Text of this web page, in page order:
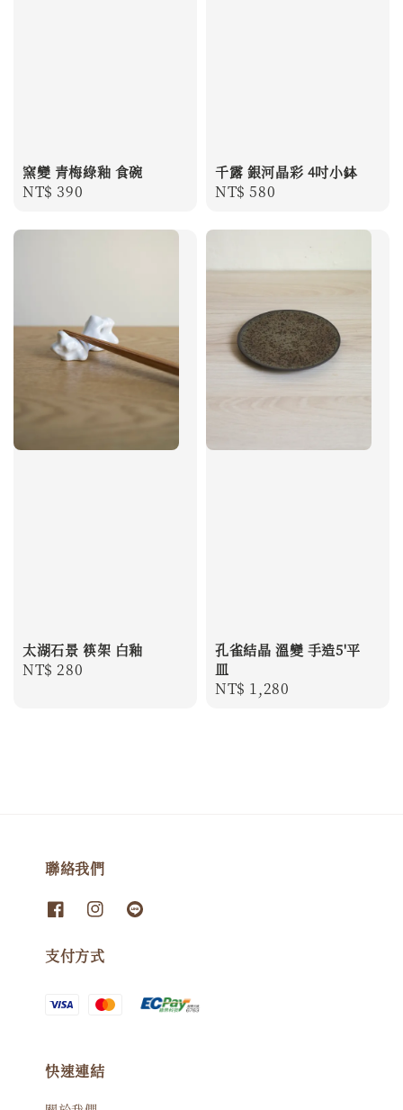
窯變 青梅綠釉 食碗
Regular
NT$ 390
千露 銀河晶彩 4吋小鉢
Regular
NT$ 580
太湖石景 筷架 白釉
Regular
NT$ 280
孔雀結晶 溫變 手造5'平
皿
Regular
NT$ 1,280
聯絡我們
支付方式
快速連結